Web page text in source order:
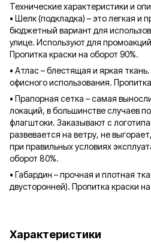
Технические характеристики и
• Шелк (подкладка) – это легкая и
бюджетный вариант для
улице. Используют для
Пропитка краски на оборот 90%.
• Атлас – блестящая и яркая
офисного использования.
• Прапорная сетка – самая
локаций, в большинстве случаев
флагштоки. Заказывают с
развевается на ветру, не
при правильных условиях
оборот 80%.
• Габардин – прочная и плотная
двусторонней). Пропитка краски
Характеристики